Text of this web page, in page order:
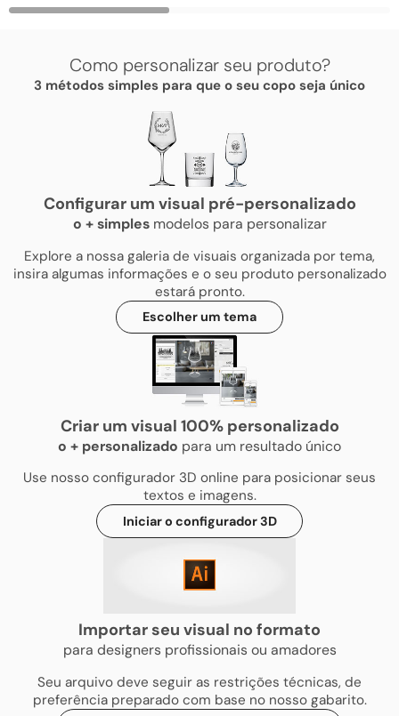
Como personalizar seu produto?
3 métodos simples para que o seu copo seja único
Configurar um visual pré-personalizado
o +simplesmodelos para personalizar
Explore a nossa galeria de visuais organizada por tema,
insira algumas informações e o seu produto personalizado
estará pronto.
Escolher um tema
Criar um visual 100% personalizado
o + personalizado para um resultado único
Use nosso configurador 3D online para posicionar seus
textos e imagens.
Iniciar o configurador 3D
Importar seu visual no formato
para designers profissionais ou amadores
Seu arquivo deve seguir as restrições técnicas, de
preferência preparado com base no nosso gabarito.